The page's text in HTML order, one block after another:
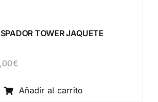
TOWER JAQUETE
€El
original
era:
El
actual
es:
Añadir al carrito